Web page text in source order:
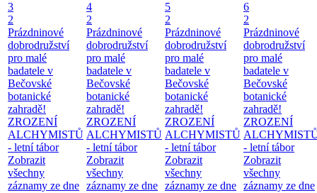
3
2
Prázdninové
dobrodružství
pro malé
badatele v
Bečovské
botanické
zahradě!
ZROZENÍ
ALCHYMISTŮ
- letní tábor
Zobrazit
všechny
záznamy ze dne
4
2
Prázdninové
dobrodružství
pro malé
badatele v
Bečovské
botanické
zahradě!
ZROZENÍ
ALCHYMISTŮ
- letní tábor
Zobrazit
všechny
záznamy ze dne
5
2
Prázdninové
dobrodružství
pro malé
badatele v
Bečovské
botanické
zahradě!
ZROZENÍ
ALCHYMISTŮ
- letní tábor
Zobrazit
všechny
záznamy ze dne
6
2
Prázdninové
dobrodružství
pro malé
badatele v
Bečovské
botanické
zahradě!
ZROZENÍ
- letní tábor
Zobrazit
všechny
záznamy ze dne